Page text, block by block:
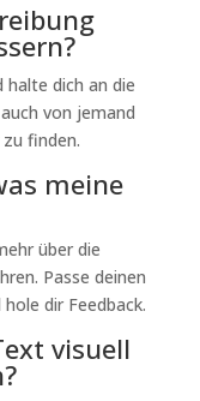
halte dich an die
von jemand
finden.
meine
über die
Passe deinen
dir Feedback.
visuell